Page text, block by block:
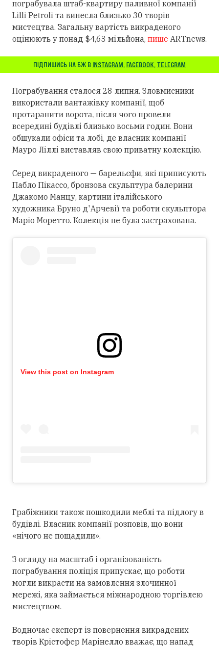
пограбувала штаб-квартиру паливної компанії
Lilli Petroli та винесла близько 30 творів
мистецтва. Загальну вартість викраденого
оцінюють у понад $4,63 мільйона, пише ARTnews.
ПІДПИШИСЬ НА БЖ В INSTAGRAM, FACEBOOK, TELEGRAM
Пограбування сталося 28 липня. Зловмисники
використали вантажівку компанії, щоб
протаранити ворота, після чого провели
всередині будівлі близько восьми годин. Вони
обшукали офіси та лобі, де власник компанії
Мауро Ліллі виставляв свою приватну колекцію.
Серед викраденого — барельєфи, які приписують
Пабло Пікассо, бронзова скульптура балерини
Джакомо Манцу, картини італійського
художника Бруно д'Арчевії та роботи скульптора
Маріо Моретто. Колекція не була застрахована.
View this post on Instagram
Грабіжники також пошкодили меблі та підлогу в
будівлі. Власник компанії розповів, що вони
«нічого не пощадили».
З огляду на масштаб і організованість
пограбування поліція припускає, що роботи
могли викрасти на замовлення злочинної
мережі, яка займається міжнародною торгівлею
мистецтвом.
Водночас експерт із повернення викрадених
творів Крістофер Марінелло вважає, що напад